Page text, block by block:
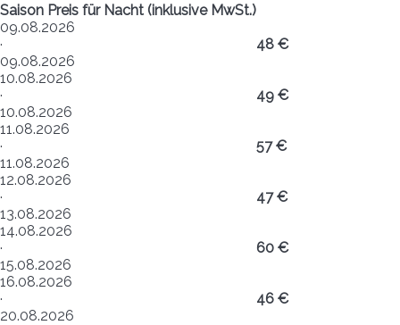
Saison Preis für Nacht (inklusive MwSt.)
09.08.2026
·
09.08.2026
48 €
10.08.2026
·
10.08.2026
49 €
11.08.2026
·
11.08.2026
57 €
12.08.2026
·
13.08.2026
47 €
14.08.2026
·
15.08.2026
60 €
16.08.2026
·
20.08.2026
46 €